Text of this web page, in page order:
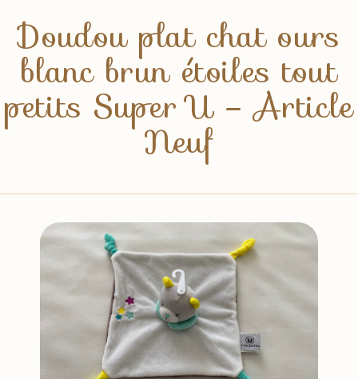
Doudou plat chat ours
blanc brun étoiles tout
petits Super U – Article
Neuf